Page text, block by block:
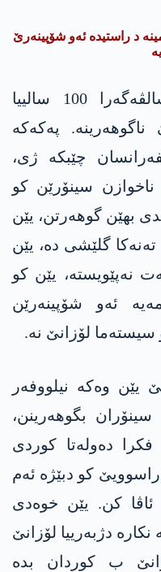
د راستیدە ئەو شۆپینەرێ
کۆمبوونێن پەکەکێ یێن سالڤەگەرا 100 سالییا
پەکەکە
چێبکە ژی،
سینۆرێن کو
بهێن گوھەرتن، یێن
گلێشی دە، یێن
نەپێویستە، یێن کو
ئەو شۆپینەرێن
سیستەما لۆزانێ نە.
یێن وەکە نیلووفەر
بگوھەرینن،
دەولەتا کوردی
کو دبێژە ئەم
کن. یێن خوەدی
دژبەرییا لۆزانێ
ب کوردان بدە